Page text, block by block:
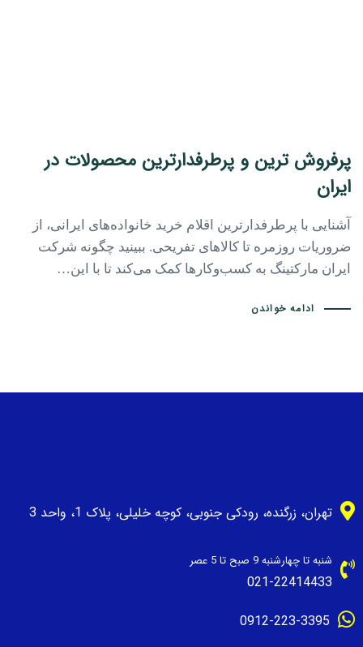
پرفروش ترین و پرطرفدارترین محصولات در
ایران
آشنایی با پرطرفدارترین اقلام خرید خانواده‌های ایرانی، از
ضروریات روزمره تا کالاهای تفریحی. ببینید چگونه شرکت
ایران مارکتینگ به کسب‌وکارها کمک می‌کند تا با این…
ادامه خواندن
تهران، زرگنده، رودکی جنوبی، کوچه خلیلی، پلاک 1، واحد 3
شنبه تا چهارشنبه 9 صبح تا 5 عصر
021-22414433
0912-223-3395